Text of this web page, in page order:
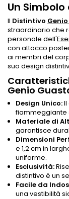
Un Simbolo
Il Distintivo
straordinario che
personale dell'
con attacco
ai membri del
suo design
Genio
Design Unico:
fiammeggiante
Materiale di
garantisce
Dimensioni
e 1,2 cm in
uniforme.
Esclusività:
distintivo è un
Facile da
una vestibilità